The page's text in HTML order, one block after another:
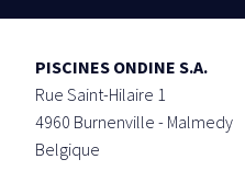
PISCINES ONDINE S.A.
Rue Saint-Hilaire 1
4960 Burnenville - Malmedy
Belgique